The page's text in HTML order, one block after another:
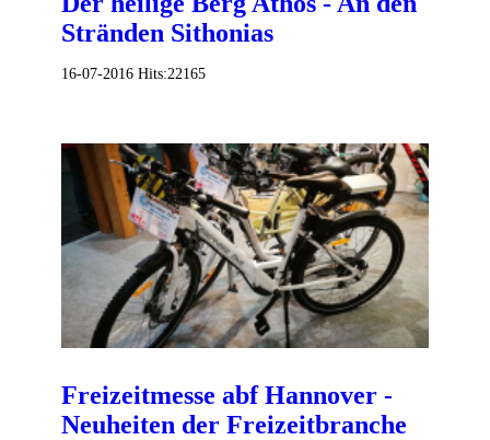
Stränden Sithonias
16-07-2016 Hits:22165
Freizeitmesse abf Hannover -
Neuheiten der Freizeitbranche